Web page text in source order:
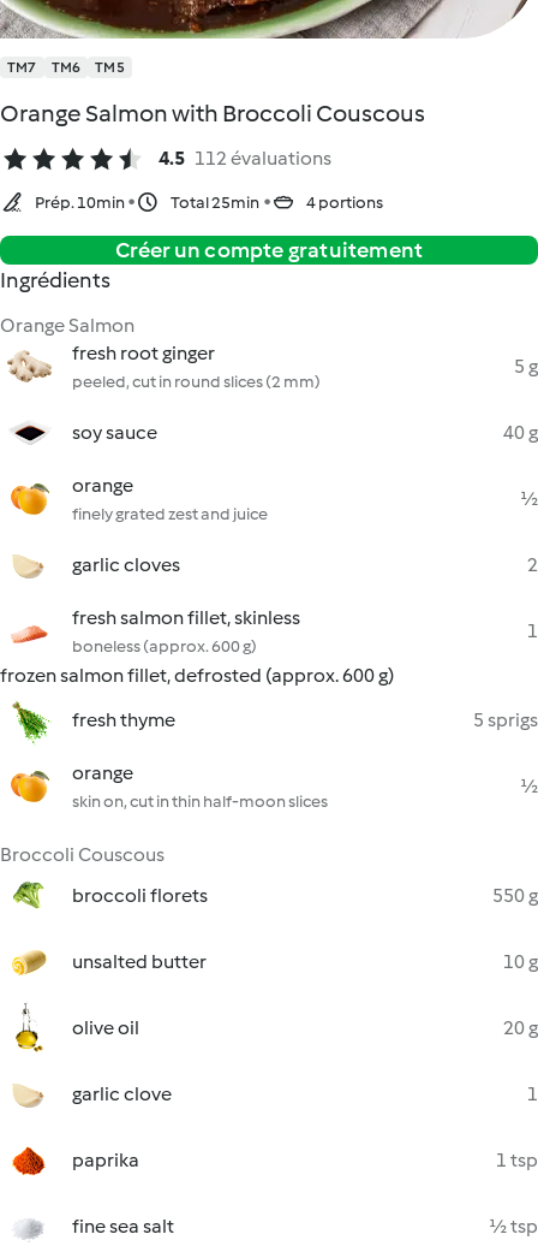
TM7 TM6 TM5
Orange Salmon with Broccoli Couscous
4.5 112 évaluations
Prép. 10min Total 25min 4 portions
Créer un compte gratuitement
Ingrédients
Orange Salmon
fresh root ginger
peeled, cut in round slices (2 mm)
5 g
soy sauce 40 g
orange
finely grated zest and juice
½
garlic cloves 2
fresh salmon fillet, skinless
boneless (approx. 600 g)
1
frozen salmon fillet, defrosted (approx. 600 g)
fresh thyme
5 sprigs
orange
skin on, cut in thin half-moon slices
½
Broccoli Couscous
broccoli florets
550 g
unsalted butter 10 g
olive oil 20 g
garlic clove 1
paprika 1 tsp
fine sea salt ½ tsp